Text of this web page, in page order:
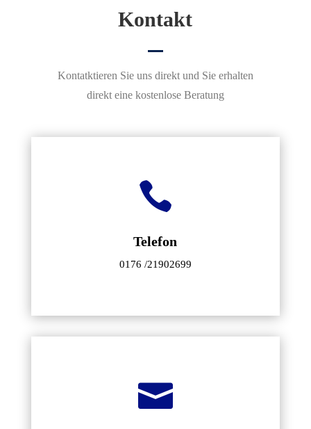
Kontakt
Kontatktieren Sie uns direkt und Sie erhalten
direkt eine kostenlose Beratung

Telefon
0176 /21902699
